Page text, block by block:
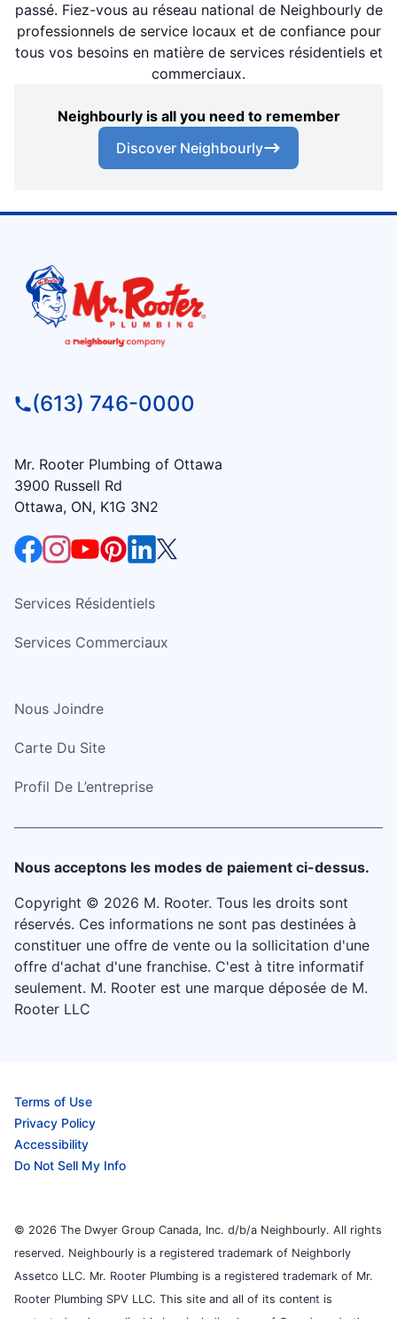
passé. Fiez-vous au réseau national de Neighbourly de
professionnels de service locaux et de confiance pour
tous vos besoins en matière de services résidentiels et
commerciaux.
Neighbourly is all you need to remember
Discover Neighbourly
(613) 746-0000
Mr. Rooter Plumbing of Ottawa
3900 Russell Rd
Ottawa, ON, K1G 3N2
Services Résidentiels
Services Commerciaux
Nous Joindre
Carte Du Site
Profil De L’entreprise
Nous acceptons les modes de paiement ci-dessus.
Copyright © 2026 M. Rooter. Tous les droits sont
réservés. Ces informations ne sont pas destinées à
constituer une offre de vente ou la sollicitation d'une
offre d'achat d'une franchise. C'est à titre informatif
seulement. M. Rooter est une marque déposée de M.
Rooter LLC
Terms of Use
Privacy Policy
Accessibility
Do Not Sell My Info
© 2026 The Dwyer Group Canada, Inc. d/b/a Neighbourly. All rights
reserved. Neighbourly is a registered trademark of Neighborly
Assetco LLC. Mr. Rooter Plumbing is a registered trademark of Mr.
Rooter Plumbing SPV LLC. This site and all of its content is